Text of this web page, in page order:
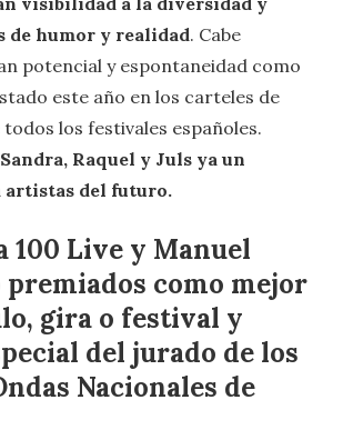
de humor y realidad. Cabe
potencial y espontaneidad como
este año en los carteles de
los festivales españoles.
Raquel y Juls ya un
artistas del futuro.
100 Live y Manuel
como mejor
gira o festival y
del jurado de los
Nacionales de